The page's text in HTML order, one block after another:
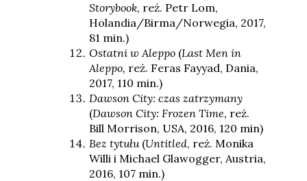
Storybook, reż. Petr Lom,
Holandia/Birma/Norwegia, 2017,
81 min.)
Ostatni w Aleppo(Last Men in
Aleppo, reż. Feras Fayyad, Dania,
2017, 110 min.)
Dawson City: czas zatrzymany
(Dawson City: Frozen Time, reż.
Bill Morrison, USA, 2016, 120 min)
Bez tytułu(Untitled, reż. Monika
Willi i Michael Glawogger, Austria,
2016, 107 min.)